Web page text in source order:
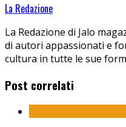
La Redazione
La Redazione di Jalo
di autori appassionati e
cultura in tutte le sue
Post correlati